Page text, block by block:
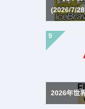
(2026/7/
2026年世